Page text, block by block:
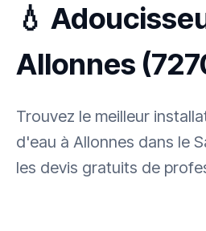
💧
Allonnes
Trouvez le meilleur
d'eau à Allonnes dans le
les devis gratuits de